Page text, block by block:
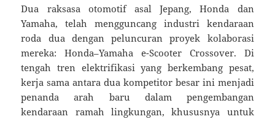
Dua raksasa otomotif asal Jepang, Honda dan
Yamaha, telah mengguncang industri kendaraan
roda dua dengan peluncuran proyek kolaborasi
mereka: Honda–Yamaha e-Scooter Crossover. Di
tengah tren elektrifikasi yang berkembang pesat,
kerja sama antara dua kompetitor besar ini menjadi
penanda arah baru dalam pengembangan
kendaraan ramah lingkungan, khususnya untuk